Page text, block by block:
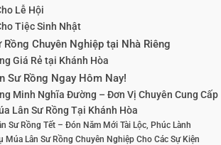
Lễ Hội
Tiệc Sinh Nhật
Rồng Chuyên Nghiệp tại Nhà Riêng
Giá Rẻ tại Khánh Hòa
Sư Rồng Ngay Hôm Nay!
Minh Nghĩa Đường – Đơn Vị Chuyên Cung Cấp
Lân Sư Rồng Tại Khánh Hòa
Sư Rồng Tết – Đón Năm Mới Tài Lộc, Phúc Lành
Múa Lân Sư Rồng Chuyên Nghiệp Cho Các Sự Kiện